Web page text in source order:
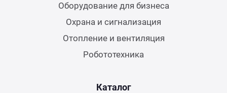
Оборудование для бизнеса
Охрана и сигнализация
Отопление и вентиляция
Робототехника
Каталог